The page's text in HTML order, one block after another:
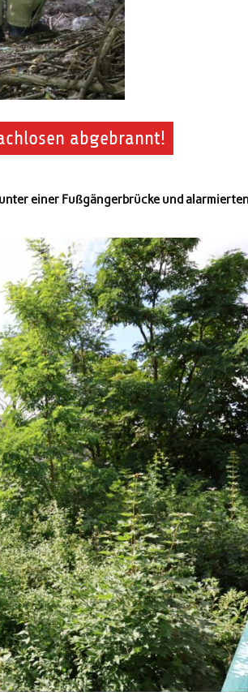
abgebrannt!
einer Fußgängerbrücke und